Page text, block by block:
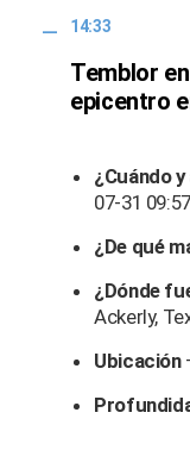
14:33
Temblor
epicentro
¿Cuándo
07-31
¿De qué
¿Dónde
Ackerly,
Ubicación